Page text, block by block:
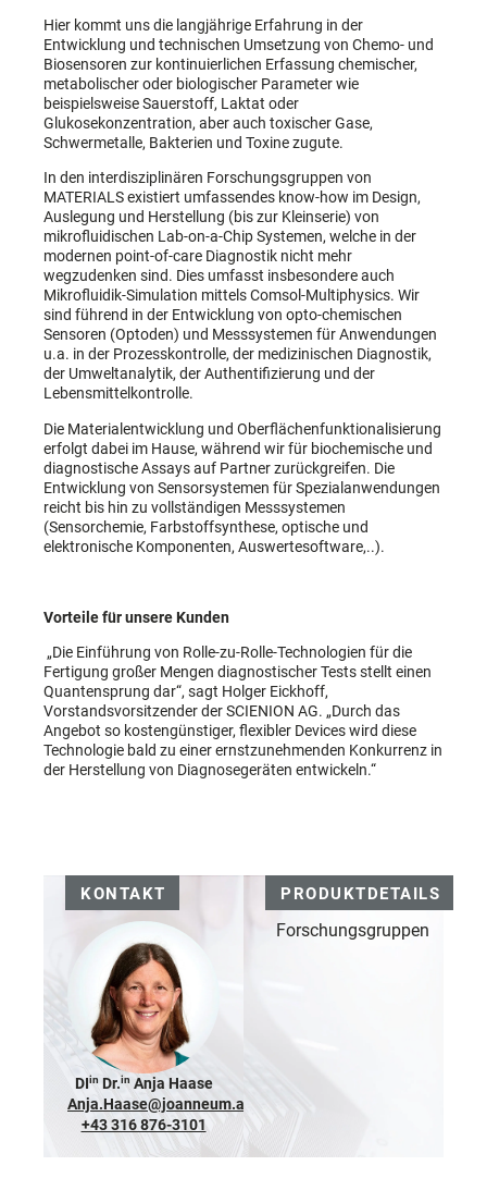
Hier kommt uns die langjährige Erfahrung in der
Entwicklung und technischen Umsetzung von Chemo- und
Biosensoren zur kontinuierlichen Erfassung chemischer,
metabolischer oder biologischer Parameter wie
beispielsweise Sauerstoff, Laktat oder
Glukosekonzentration, aber auch toxischer Gase,
Schwermetalle, Bakterien und Toxine zugute.
In den interdisziplinären Forschungsgruppen von
MATERIALS existiert umfassendes know-how im Design,
Auslegung und Herstellung (bis zur Kleinserie) von
mikrofluidischen Lab-on-a-Chip Systemen, welche in der
modernen point-of-care Diagnostik nicht mehr
wegzudenken sind. Dies umfasst insbesondere auch
Mikrofluidik-Simulation mittels Comsol-Multiphysics. Wir
sind führend in der Entwicklung von opto-chemischen
Sensoren (Optoden) und Messsystemen für Anwendungen
u.a. in der Prozesskontrolle, der medizinischen Diagnostik,
der Umweltanalytik, der Authentifizierung und der
Lebensmittelkontrolle.
Die Materialentwicklung und Oberflächenfunktionalisierung
erfolgt dabei im Hause, während wir für biochemische und
diagnostische Assays auf Partner zurückgreifen. Die
Entwicklung von Sensorsystemen für Spezialanwendungen
reicht bis hin zu vollständigen Messsystemen
(Sensorchemie, Farbstoffsynthese, optische und
elektronische Komponenten, Auswertesoftware,..).
Vorteile für unsere Kunden
„Die Einführung von Rolle-zu-Rolle-Technologien für die
Fertigung großer Mengen diagnostischer Tests stellt einen
Quantensprung dar“, sagt Holger Eickhoff,
Vorstandsvorsitzender der SCIENION AG. „Durch das
Angebot so kostengünstiger, flexibler Devices wird diese
Technologie bald zu einer ernstzunehmenden Konkurrenz in
der Herstellung von Diagnosegeräten entwickeln.“
KONTAKT
DIinDr.in Anja Haase
Anja.Haase@joanneum.at
+43 316 876-3101
PRODUKTDETAILS
Forschungsgruppen